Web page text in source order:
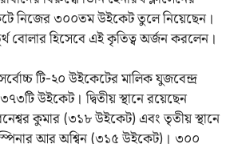
নিজের ৩০০তম উইকেট তুলে নিয়েছেন।
বোলার হিসেবে এই কৃতিত্ব অর্জন করলেন।
টি-২০ উইকেটের মালিক যুজবেন্দ্র
উইকেট। দ্বিতীয় স্থানে রয়েছেন
কুমার (৩১৮ উইকেট) এবং তৃতীয় স্থানে
আর অশ্বিন (৩১৫ উইকেট)। ৩০০